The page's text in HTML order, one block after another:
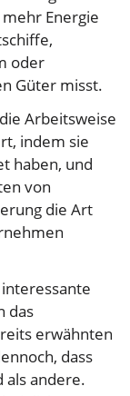
Energie
oder
Güter misst.
Arbeitsweise
indem sie
haben, und
von
die Art
das
erwähnten
dass
andere.